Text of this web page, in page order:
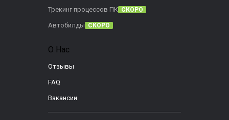
Трекинг процессов ПК СКОРО
Автобилды СКОРО
О Нас
Отзывы
FAQ
Вакансии